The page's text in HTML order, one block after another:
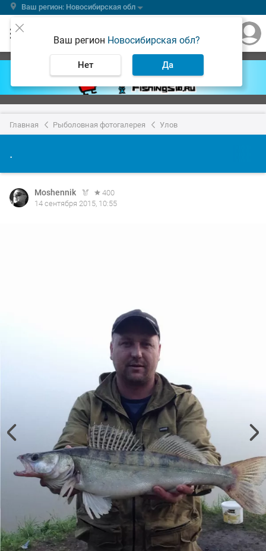
Ваш регион: Новосибирская обл
Ваш регион Новосибирская обл?
Нет Да
Главная Рыболовная фотогалерея Улов
.
Moshennik
400
14 сентября 2015, 10:55